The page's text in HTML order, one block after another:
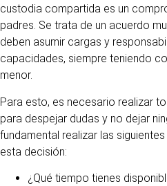
custodia compartida es un
padres. Se trata de un acuerdo
deben asumir cargas y
capacidades, siempre teniendo
menor.
Para esto, es necesario realizar
para despejar dudas y no dejar
fundamental realizar las
esta decisión:
¿Qué tiempo tienes